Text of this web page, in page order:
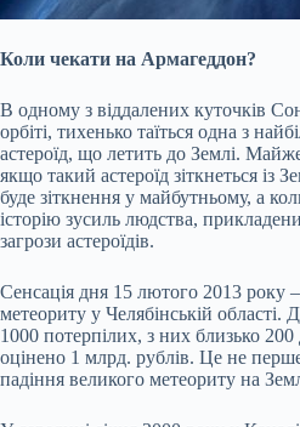
Коли чекати на Армагеддон?
В одному з віддалених куточків
орбіті, тихенько таїться одна з
астероїд, що летить до Землі.
якщо такий астероїд зіткнеться
буде зіткнення у майбутньому, а
історію зусиль людства,
загрози астероїдів.
Сенсація дня 15 лютого 2013 року
метеориту у Челябінській області.
1000 потерпілих, з них близько
оцінено 1 млрд. рублів. Це не
падіння великого метеориту на